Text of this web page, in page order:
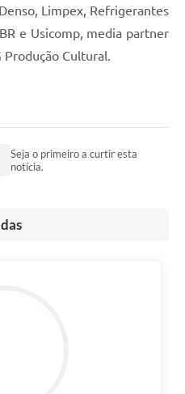
Limpex, Refrigerantes
e Usicomp, media partner
Cultural.
Seja o primeiro a curtir esta
notícia.